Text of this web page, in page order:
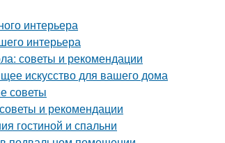
интерьера
интерьера
советы и рекомендации
искусство для вашего дома
советы
и рекомендации
гостиной и спальни